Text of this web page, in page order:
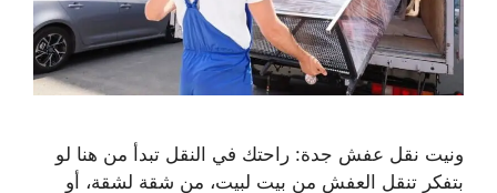
ونيت نقل عفش جدة: راحتك في النقل تبدأ من هنا لو
بتفكر تنقل العفش من بيت لبيت، من شقة لشقة، أو